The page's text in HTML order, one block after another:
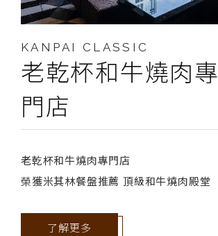
KANPAI CLASSIC
老乾杯和牛燒肉專
門店
老乾杯和牛燒肉專門店
榮獲米其林餐盤推薦 頂級和牛燒肉殿堂
了解更多